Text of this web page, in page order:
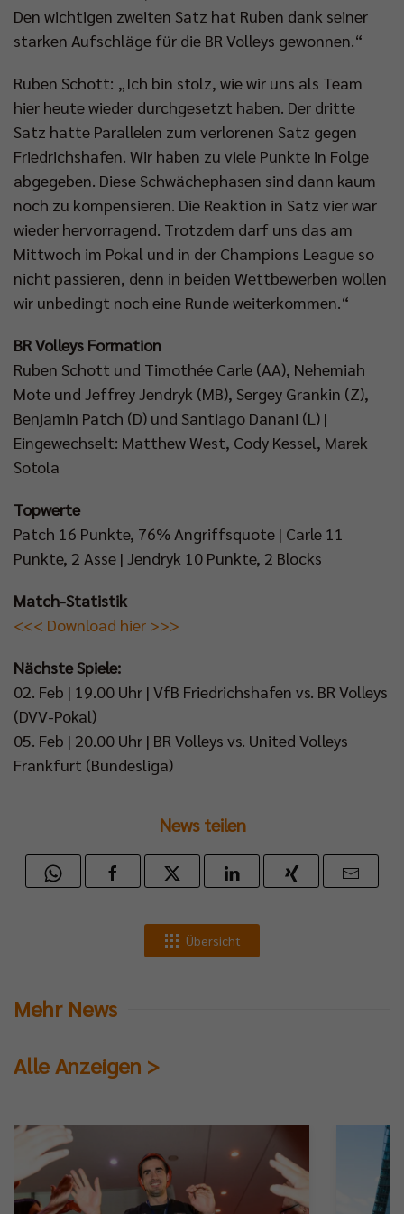
Den wichtigen zweiten Satz hat Ruben dank seiner
starken Aufschläge für die BR Volleys gewonnen.“
Ruben Schott: „Ich bin stolz, wie wir uns als Team
hier heute wieder durchgesetzt haben. Der dritte
Satz hatte Parallelen zum verlorenen Satz gegen
Friedrichshafen. Wir haben zu viele Punkte in Folge
abgegeben. Diese Schwächephasen sind dann kaum
noch zu kompensieren. Die Reaktion in Satz vier war
wieder hervorragend. Trotzdem darf uns das am
Mittwoch im Pokal und in der Champions League so
nicht passieren, denn in beiden Wettbewerben wollen
wir unbedingt noch eine Runde weiterkommen.“
BR Volleys Formation
Ruben Schott und Timothée Carle (AA), Nehemiah
Mote und Jeffrey Jendryk (MB), Sergey Grankin (Z),
Benjamin Patch (D) und Santiago Danani (L) |
Eingewechselt: Matthew West, Cody Kessel, Marek
Sotola
Topwerte
Patch 16 Punkte, 76% Angriffsquote | Carle 11
Punkte, 2 Asse | Jendryk 10 Punkte, 2 Blocks
Match-Statistik
<<< Download hier >>>
Nächste Spiele:
02. Feb | 19.00 Uhr | VfB Friedrichshafen vs. BR Volleys
(DVV-Pokal)
05. Feb | 20.00 Uhr | BR Volleys vs. United Volleys
Frankfurt (Bundesliga)
News teilen
Übersicht
Mehr News
Alle Anzeigen >